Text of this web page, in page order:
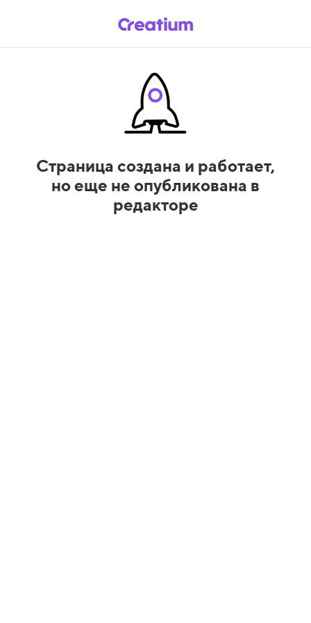
Страница создана и работает,
но еще не опубликована в
редакторе